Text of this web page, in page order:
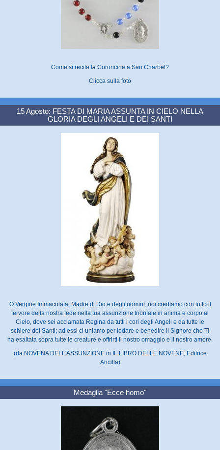
Come si recita la Coroncina a San Charbel?
Clicca sulla foto
15 Agosto: FESTA DI MARIA ASSUNTA IN CIELO NELLA
GLORIA DEGLI ANGELI E DEI SANTI
O Vergine Immacolata, Madre di Dio e degli uomini, noi crediamo con tutto il
fervore della nostra fede nella tua assunzione trionfale in anima e corpo al
Cielo, dove sei acclamata Regina da tutti i cori degli Angeli e da tutte le
schiere dei Santi; ad essi ci uniamo per lodare e benedire il Signore che Ti
ha esaltata sopra tutte le creature e offrirti il nostro omaggio e il nostro amore.
(da NOVENA DELL'ASSUNZIONE in IL LIBRO DELLE NOVENE, Editrice
Ancilla)
Medaglia "Ecce homo"